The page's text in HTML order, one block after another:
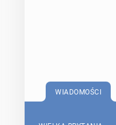
WIADOMOŚCI